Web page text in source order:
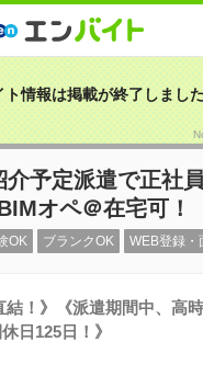
情報は掲載が終了しました
介予定派遣で正社
オペ＠在宅可！
OK ブランクOK WEB登録・
結！》《派遣期間中、高
日125日！》